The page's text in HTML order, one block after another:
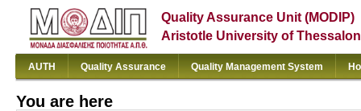
Quality Assurance Unit (MODIP)
Aristotle University of
AUTH Quality Assurance Quality Management System
You are here